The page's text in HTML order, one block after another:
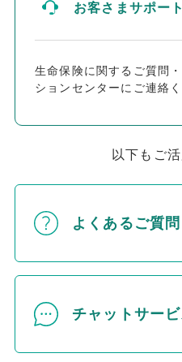
お客さまサポー
生命保険に関するご質問
ションセンターにご連絡
以下もご
よくあるご質問
チャットサー